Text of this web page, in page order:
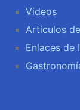
Videos
Artículos
Enlaces de